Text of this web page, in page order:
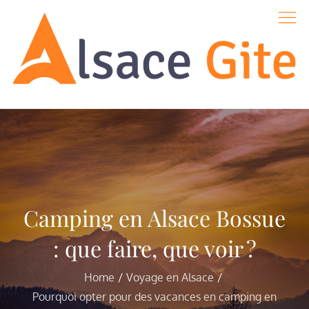
content
Alsace-gite
Camping en Alsace Bossue
: que faire, que voir ?
Home
Voyage en Alsace
Pourquoi opter pour des vacances en camping en